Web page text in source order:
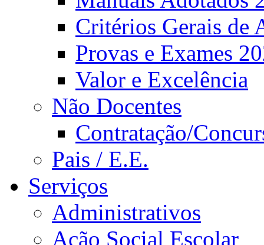
Critérios Gerais de
Provas e Exames
Valor e Excelência
Não Docentes
Contratação/
Pais / E.E.
Serviços
Administrativos
Ação Social Escolar